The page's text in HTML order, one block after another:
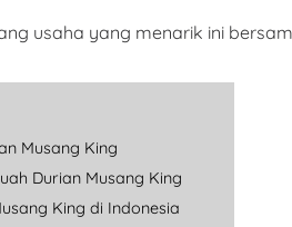
usaha yang menarik ini
Musang King
Durian Musang King
King di Indonesia